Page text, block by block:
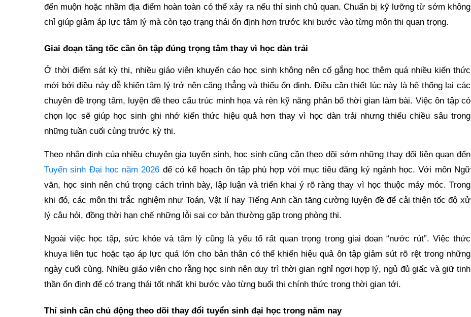
đến muộn hoặc nhầm địa điểm hoàn toàn có thể xảy ra nếu thí sinh chủ quan. Chuẩn bị kỹ lưỡng từ sớm không
chỉ giúp giảm áp lực tâm lý mà còn tạo trạng thái ổn định hơn trước khi bước vào từng môn thi quan trọng.
Giai đoạn tăng tốc cần ôn tập đúng trọng tâm thay vì học dàn trải
Ở thời điểm sát kỳ thi, nhiều giáo viên khuyến cáo học sinh không nên cố gắng học thêm quá nhiều kiến thức
mới bởi điều này dễ khiến tâm lý trở nên căng thẳng và thiếu ổn định. Điều cần thiết lúc này là hệ thống lại các
chuyên đề trọng tâm, luyện đề theo cấu trúc minh họa và rèn kỹ năng phân bổ thời gian làm bài. Việc ôn tập có
chọn lọc sẽ giúp học sinh ghi nhớ kiến thức hiệu quả hơn thay vì học dàn trải nhưng thiếu chiều sâu trong
những tuần cuối cùng trước kỳ thi.
Theo nhận định của nhiều chuyên gia tuyển sinh, học sinh cũng cần theo dõi sớm những thay đổi liên quan đến
Tuyển sinh Đại học năm 2026 để có kế hoạch ôn tập phù hợp với mục tiêu đăng ký ngành học. Với môn Ngữ
văn, học sinh nên chú trọng cách trình bày, lập luận và triển khai ý rõ ràng thay vì học thuộc máy móc. Trong
khi đó, các môn thi trắc nghiệm như Toán, Vật lí hay Tiếng Anh cần tăng cường luyện đề để cải thiện tốc độ xử
lý câu hỏi, đồng thời hạn chế những lỗi sai cơ bản thường gặp trong phòng thi.
Ngoài việc học tập, sức khỏe và tâm lý cũng là yếu tố rất quan trọng trong giai đoạn “nước rút”. Việc thức
khuya liên tục hoặc tạo áp lực quá lớn cho bản thân có thể khiến hiệu quả ôn tập giảm sút rõ rệt trong những
ngày cuối cùng. Nhiều giáo viên cho rằng học sinh nên duy trì thời gian nghỉ ngơi hợp lý, ngủ đủ giấc và giữ tinh
thần ổn định để có trạng thái tốt nhất khi bước vào từng buổi thi chính thức trong thời gian tới.
Thí sinh cần chủ động theo dõi thay đổi tuyển sinh đại học trong năm nay